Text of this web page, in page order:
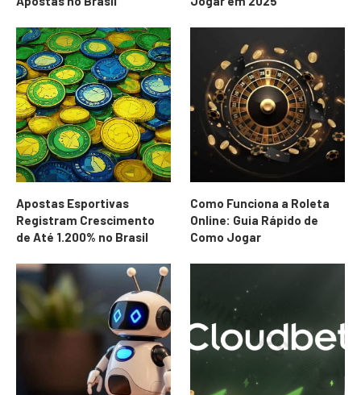
Apostas Esportivas
Registram Crescimento
de Até 1.200% no Brasil
Como Funciona a Roleta
Online: Guia Rápido de
Como Jogar